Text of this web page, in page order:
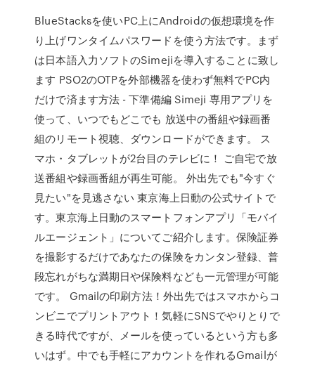
BlueStacksを使いPC上にAndroidの仮想環境を作
り上げワンタイムパスワードを使う方法です。まず
は日本語入力ソフトのSimejiを導入することに致し
ます PSO2のOTPを外部機器を使わず無料でPC内
だけで済ます方法 - 下準備編 Simeji 専用アプリを
使って、いつでもどこでも 放送中の番組や録画番
組のリモート視聴、ダウンロードができます。 ス
マホ・タブレットが2台目のテレビに！ ご自宅で放
送番組や録画番組が再生可能。 外出先でも"今すぐ
見たい"を見逃さない 東京海上日動の公式サイトで
す。東京海上日動のスマートフォンアプリ「モバイ
ルエージェント」についてご紹介します。保険証券
を撮影するだけであなたの保険をカンタン登録、普
段忘れがちな満期日や保険料なども一元管理が可能
です。 Gmailの印刷方法！外出先ではスマホからコ
ンビニでプリントアウト！気軽にSNSでやりとりで
きる時代ですが、メールを使っているという方も多
いはず。中でも手軽にアカウントを作れるGmailが